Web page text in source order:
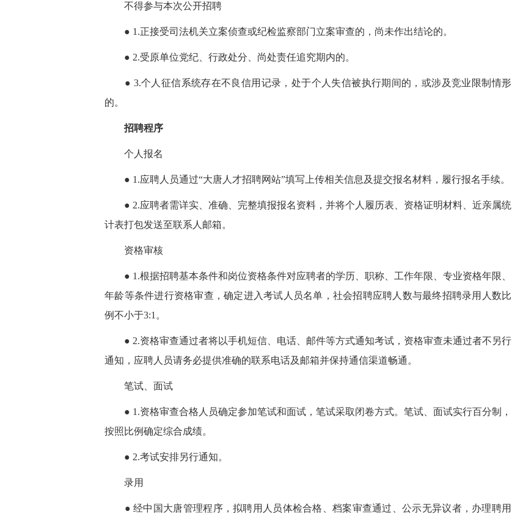
不得参与本次公开招聘
● 1.正接受司法机关立案侦查或纪检监察部门立案审查的，尚未作出结论的。
● 2.受原单位党纪、行政处分、尚处责任追究期内的。
● 3.个人征信系统存在不良信用记录，处于个人失信被执行期间的，或涉及竞业限制情形
的。
招聘程序
个人报名
● 1.应聘人员通过“大唐人才招聘网站”填写上传相关信息及提交报名材料，履行报名手续。
● 2.应聘者需详实、准确、完整填报报名资料，并将个人履历表、资格证明材料、近亲属统
计表打包发送至联系人邮箱。
资格审核
● 1.根据招聘基本条件和岗位资格条件对应聘者的学历、职称、工作年限、专业资格年限、
年龄等条件进行资格审查，确定进入考试人员名单，社会招聘应聘人数与最终招聘录用人数比
例不小于3:1。
● 2.资格审查通过者将以手机短信、电话、邮件等方式通知考试，资格审查未通过者不另行
通知，应聘人员请务必提供准确的联系电话及邮箱并保持通信渠道畅通。
笔试、面试
● 1.资格审查合格人员确定参加笔试和面试，笔试采取闭卷方式。笔试、面试实行百分制，
按照比例确定综合成绩。
● 2.考试安排另行通知。
录用
● 经中国大唐管理程序，拟聘用人员体检合格、档案审查通过、公示无异议者，办理聘用